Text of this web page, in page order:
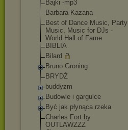
Bajki -mp3
Barbara Kazana
Best of Dance Music, Party
Music, Music for DJs -
World Hall of Fame
BIBLIA
Bilard
Bruno Groning
BRYDŻ
buddyzm
Budowle i gargulce
Być jak płynąca rzeka
Charles Fort by
OUTLAWZZZ